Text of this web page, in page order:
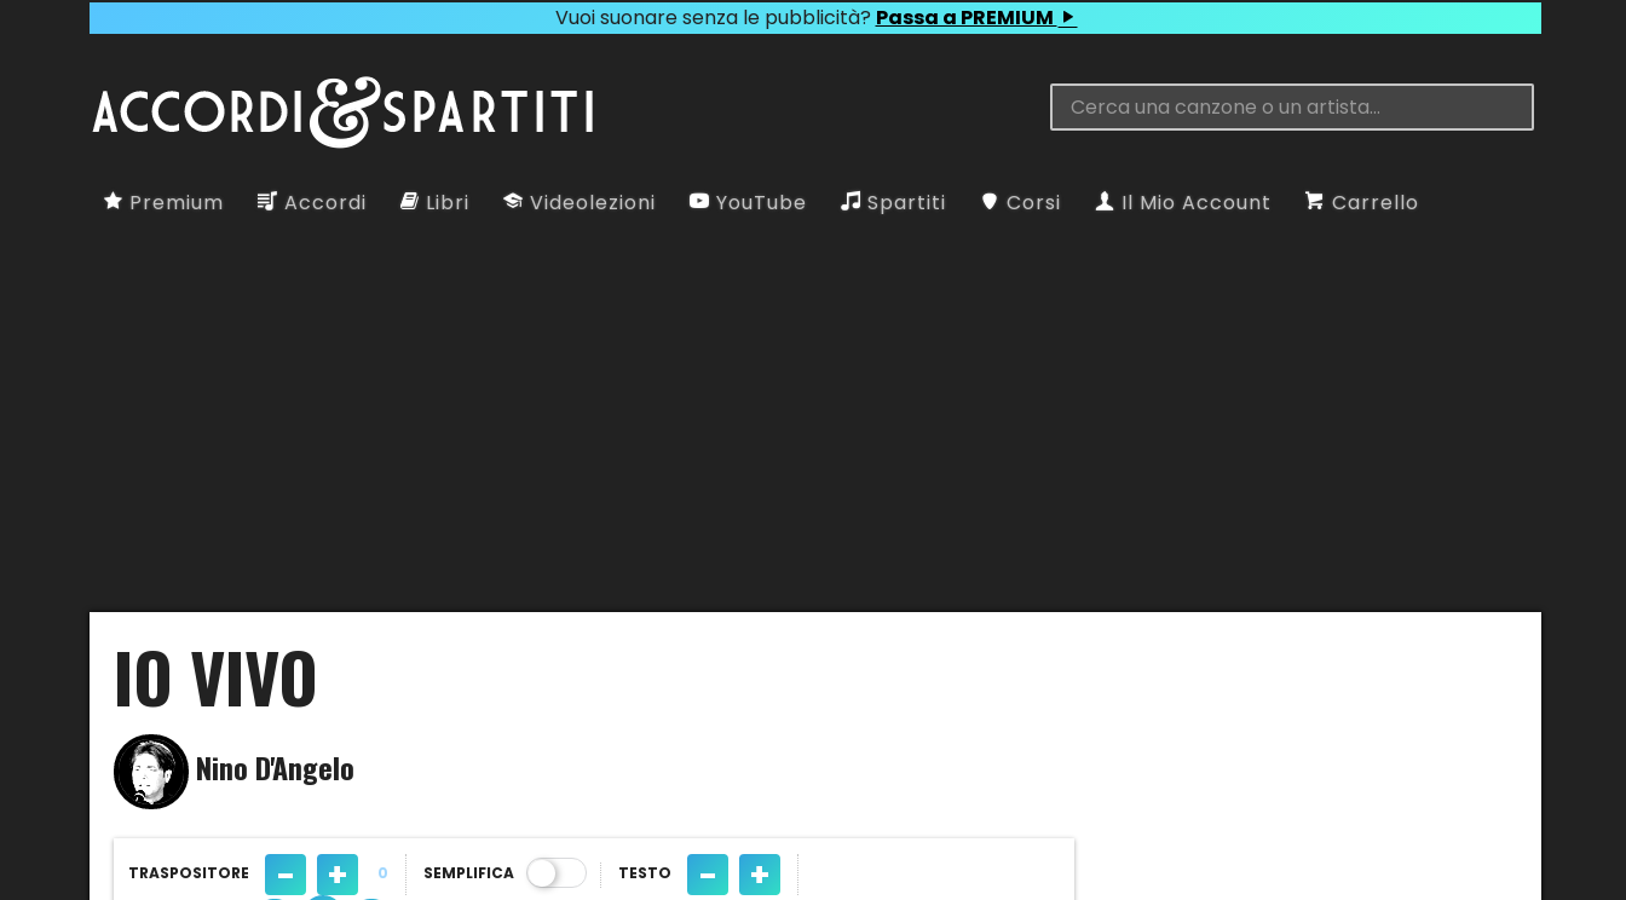
Vuoi suonare senza le pubblicità? Passa a PREMIUM
Premium Accordi Libri Videolezioni YouTube Spartiti Corsi Il Mio Account Carrello
IO VIVO
Nino D'Angelo
TRASPOSITORE - + 0 SEMPLIFICA TESTO - +